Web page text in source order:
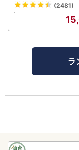
(2481)
ラ